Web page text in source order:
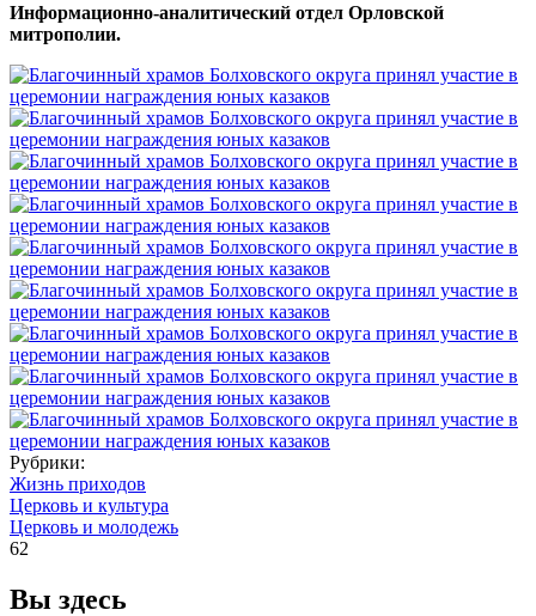
Информационно-аналитический отдел Орловской
митрополии.
Рубрики:
Жизнь приходов
Церковь и культура
Церковь и молодежь
62
Вы здесь